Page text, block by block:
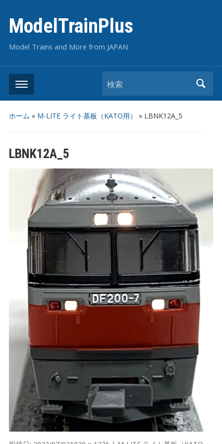
ModelTrainPlus
Model Trains and More from JAPAN
検索
ホーム » M-LITE ライト基板（KATO用） » LBNK12A_5
LBNK12A_5